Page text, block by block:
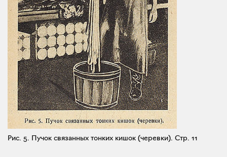
Рис. 5. Пучок связанных тонких кишок (черевки). Стр. 11